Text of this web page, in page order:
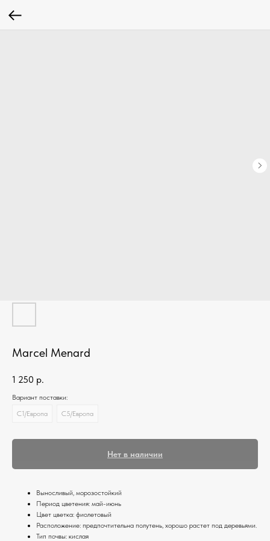
Marcel Menard
1 250 р.
Вариант поставки:
C1/Европа
C5/Европа
Нет в наличии
Выносливый, морозостойкий
Период цветения: май-июнь
Цвет цветка: фиолетовый
Расположение: предпочтительна полутень, хорошо растет под деревьями.
Тип почвы: кислая